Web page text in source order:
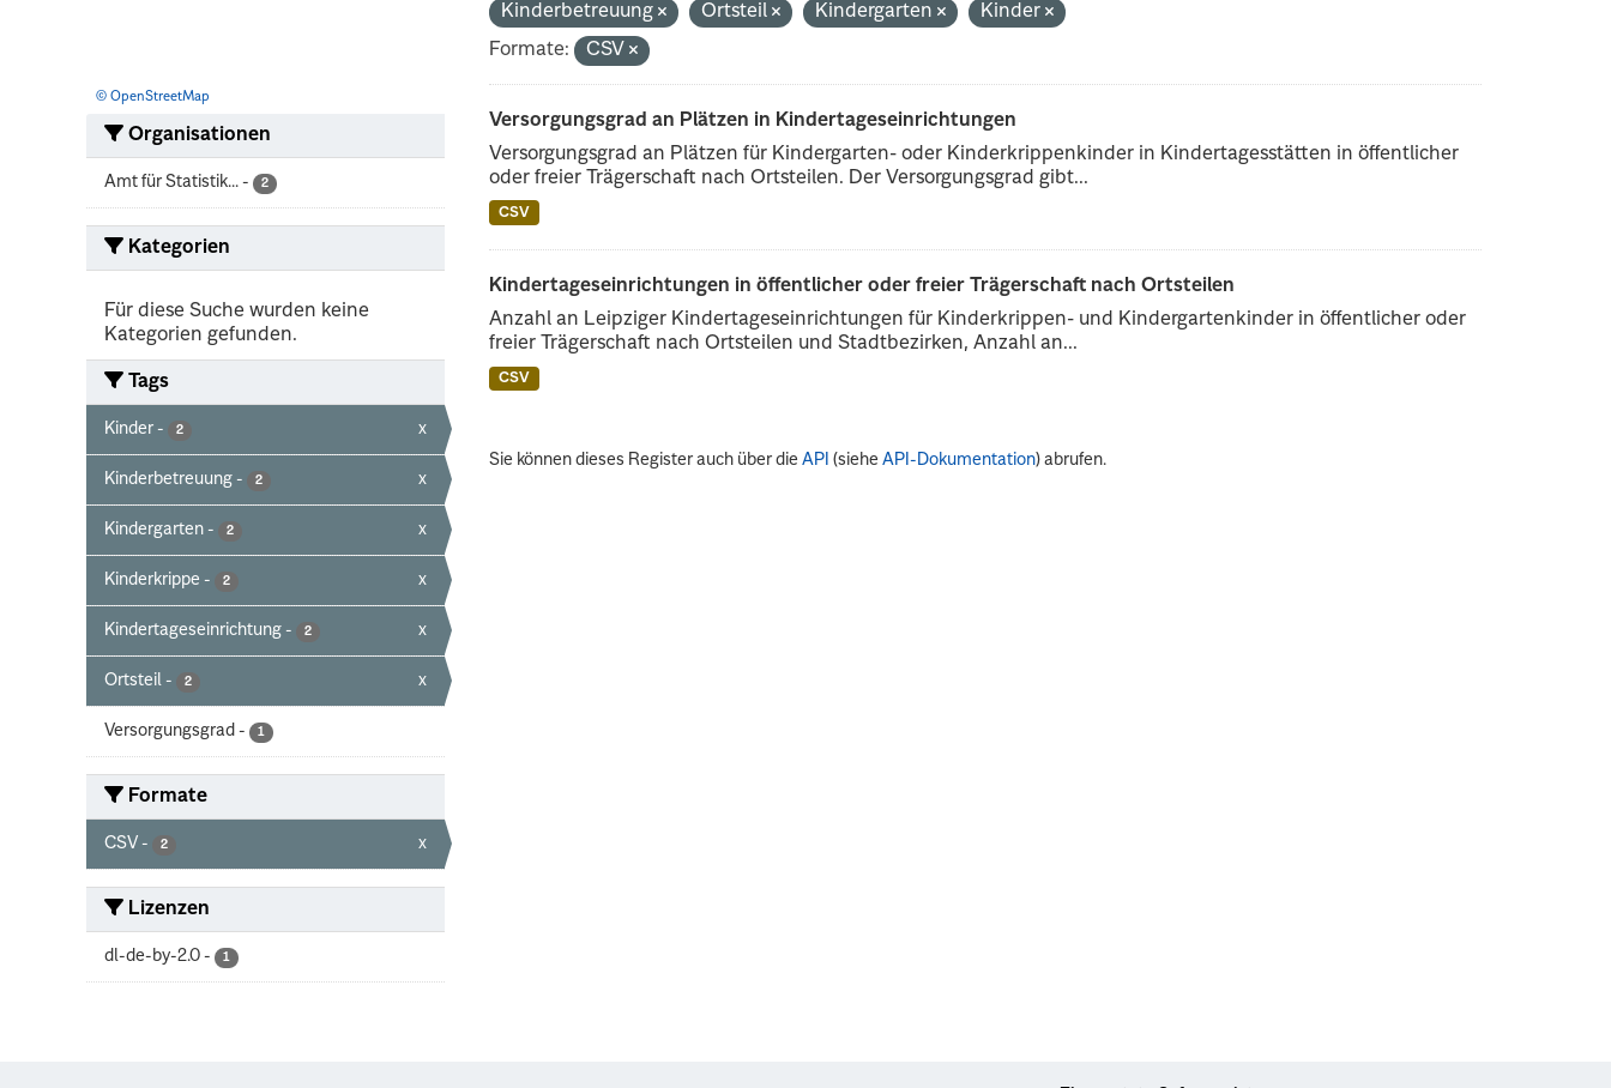
© OpenStreetMap
Organisationen
Amt für Statistik... - 2
Kategorien
Für diese Suche wurden keine
Kategorien gefunden.
Tags
Kinder - 2 x
Kinderbetreuung - 2 x
Kindergarten - 2 x
Kinderkrippe - 2 x
Kindertageseinrichtung - 2 x
Ortsteil - 2 x
Versorgungsgrad - 1
Formate
CSV - 2 x
Lizenzen
dl-de-by-2.0 - 1
Kinderbetreuung
Ortsteil Kindergarten
Kinder
Formate:
CSV
Versorgungsgrad an Plätzen in Kindertageseinrichtungen
Versorgungsgrad an Plätzen für Kindergarten- oder Kinderkrippenkinder in Kindertagesstätten in öffentlicher
oder freier Trägerschaft nach Ortsteilen. Der Versorgungsgrad gibt...
CSV
Kindertageseinrichtungen in öffentlicher oder freier Trägerschaft nach Ortsteilen
Anzahl an Leipziger Kindertageseinrichtungen für Kinderkrippen- und Kindergartenkinder in öffentlicher oder
freier Trägerschaft nach Ortsteilen und Stadtbezirken, Anzahl an...
CSV
Sie können dieses Register auch über dieAPI (sieheAPI-Dokumentation) abrufen.